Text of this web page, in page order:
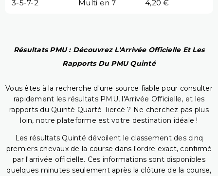
3-5-7-2
Multi en 7 4,20 €
Résultats PMU : Découvrez L'Arrivée Officielle Et Les
Rapports Du PMU Quinté
Vous êtes à la recherche d'une source fiable pour consulter
rapidement les résultats PMU, l'Arrivée Officielle, et les
rapports du Quinté Quarté Tiercé ? Ne cherchez pas plus
loin, notre plateforme est votre destination idéale !
Les résultats Quinté dévoilent le classement des cinq
premiers chevaux de la course dans l'ordre exact, confirmé
par l'arrivée officielle. Ces informations sont disponibles
quelques minutes seulement après la clôture de la course,